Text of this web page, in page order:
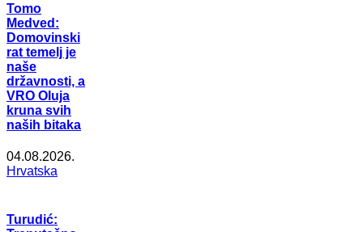
Tomo
Medved:
Domovinski
rat temelj je
naše
državnosti, a
VRO Oluja
kruna svih
naših bitaka
04.08.2026.
Hrvatska
Turudić: